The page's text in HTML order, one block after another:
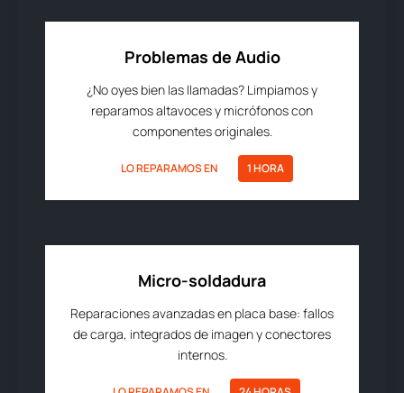
Problemas de Audio
¿No oyes bien las llamadas? Limpiamos y
reparamos altavoces y micrófonos con
componentes originales.
LO REPARAMOS EN 1 HORA
Micro-soldadura
Reparaciones avanzadas en placa base: fallos
de carga, integrados de imagen y conectores
internos.